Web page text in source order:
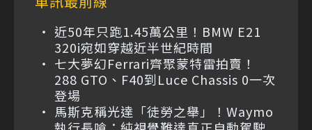
近50年只跑1.45萬公里！BMW E21
320i宛如穿越近半世紀時間
七大夢幻Ferrari齊聚蒙特雷拍賣！
288 GTO、F40到Luce Chassis 0一次
登場
馬斯克稱光達「徒勞之舉」！Waymo